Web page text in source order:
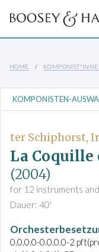
HOME
ter Schiphorst,
La
(2004)
for 12 instruments
Dauer: 40'
0.0.0.0-0.0.0.0-2